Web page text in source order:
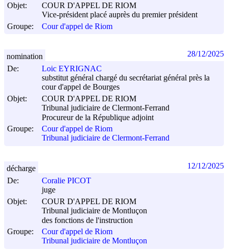
Objet:
COUR D'APPEL DE RIOM
Vice-président placé auprès du premier président
Groupe:
Cour d'appel de Riom
De:
Loic EYRIGNAC
substitut général chargé du secrétariat général près la
cour d'appel de Bourges
Objet:
COUR D'APPEL DE RIOM
Tribunal judiciaire de Clermont-Ferrand
Procureur de la République adjoint
Groupe:
Cour d'appel de Riom
Tribunal judiciaire de Clermont-Ferrand
nomination 28/12/2025
De:
Coralie PICOT
juge
Objet:
COUR D'APPEL DE RIOM
Tribunal judiciaire de Montluçon
des fonctions de l'instruction
Groupe:
Cour d'appel de Riom
Tribunal judiciaire de Montluçon
décharge 12/12/2025